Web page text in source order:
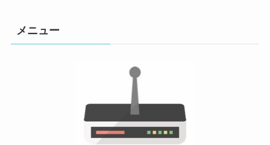
メニュー